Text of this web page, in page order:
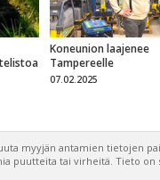
Koneunion laajenee
Tampereelle
07.02.2025
myyjän antamien tietojen
puutteita tai virheitä. Tieto on